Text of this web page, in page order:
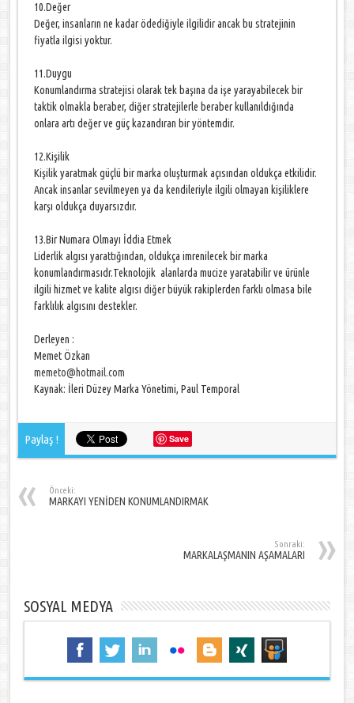
10.Değer
Değer, insanların ne kadar ödediğiyle ilgilidir ancak bu stratejinin
fiyatla ilgisi yoktur.
11.Duygu
Konumlandırma stratejisi olarak tek başına da işe yarayabilecek bir
taktik olmakla beraber, diğer stratejilerle beraber kullanıldığında
onlara artı değer ve güç kazandıran bir yöntemdir.
12.Kişilik
Kişilik yaratmak güçlü bir marka oluşturmak açısından oldukça etkilidir.
Ancak insanlar sevilmeyen ya da kendileriyle ilgili olmayan kişiliklere
karşı oldukça duyarsızdır.
13.Bir Numara Olmayı İddia Etmek
Liderlik algısı yarattığından, oldukça imrenilecek bir marka
konumlandırmasıdr.Teknolojik alanlarda mucize yaratabilir ve ürünle
ilgili hizmet ve kalite algısı diğer büyük rakiplerden farklı olmasa bile
farklılık algısını destekler.
Derleyen :
Memet Özkan
memeto@hotmail.com
Kaynak: İleri Düzey Marka Yönetimi, Paul Temporal
Paylaş ! Save
Önceki:
MARKAYI YENİDEN KONUMLANDIRMAK
Sonraki:
MARKALAŞMANIN AŞAMALARI
SOSYAL MEDYA